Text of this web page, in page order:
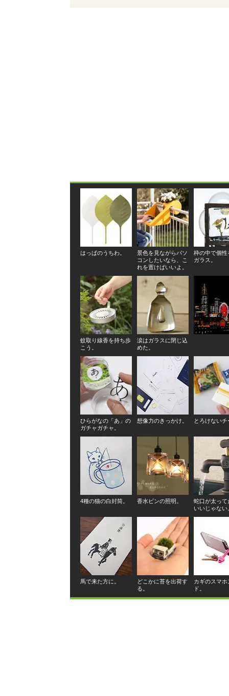
はっぱのうちわ。
景色を見ながらパソ
コンしたいなら、こ
れを置けばいいよ。
枠の中で個性
ガラス。
蚊取り線香を持ち歩
こう。
涙はガラスに閉じ込
めた。
ひらがなの「あ」の
ガチャガチャ。
想像力のきっかけ。 とろけないチ
4種の猫の白封筒。 香水ビンの照明。
蛇口が太って
いいじゃない
馬で来た方に。
どこかに苔を出荷す
る。
カギのスマホ
ド。